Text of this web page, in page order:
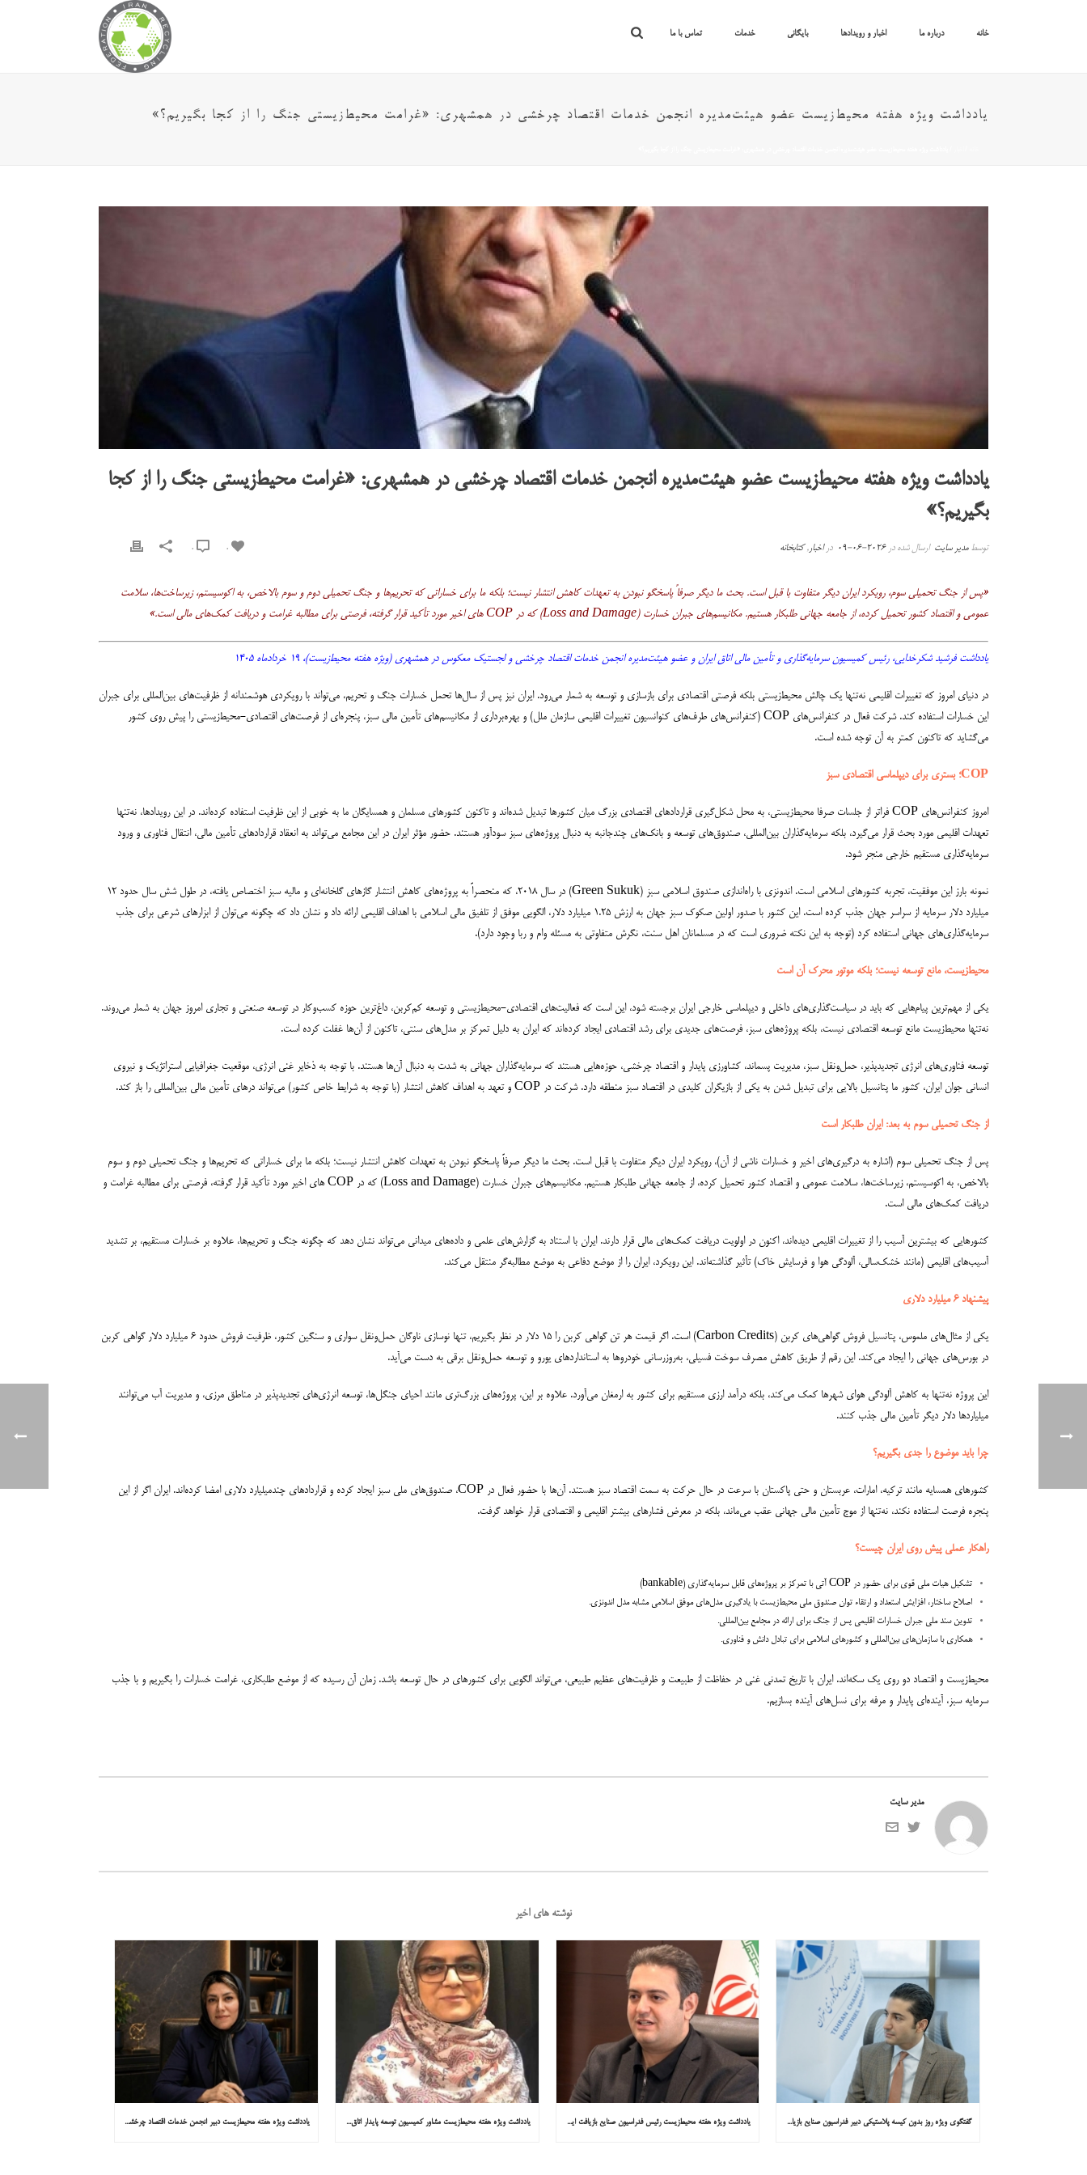
خانه درباره ما اخبار و رویدادها بایگانی خدمات تماس با ما
یادداشت ویژه هفته محیط‌زیست عضو هیئت‌مدیره انجمن خدمات اقتصاد چرخشی در همشهری: «غرامت محیط‌زیستی جنگ را از کجا بگیریم؟»
یادداشت ویژه هفته محیط‌زیست عضو هیئت‌مدیره انجمن خدمات اقتصاد چرخشی در همشهری: «غرامت محیط‌زیستی جنگ را از کجا
بگیریم؟»
توسطمدیر سایت ارسال شده در2026-06-09 دراخبار,کتابخانه 0
«پس از جنگ تحمیلی سوم، رویکرد ایران دیگر متفاوت با قبل است. بحث ما دیگر صرفاً پاسخگو نبودن به تعهدات کاهش انتشار نیست؛ بلکه ما برای خساراتی که تحریم‌ها و جنگ تحمیلی دوم و سوم بالاخص، به اکوسیستم، زیرساخت‌ها، سلامت
عمومی و اقتصاد کشور تحمیل کرده، از جامعه جهانی طلبکار هستیم. مکانیسم‌های جبران خسارت (Loss and Damage) که در COP های اخیر مورد تأکید قرار گرفته، فرصتی برای مطالبه غرامت و دریافت کمک‌های مالی است.»
یادداشت فرشید شکرخدایی، رئیس کمیسیون سرمایه‌گذاری و تأمین مالی اتاق ایران و عضو هیئت‌مدیره انجمن خدمات اقتصاد چرخشی و لجستیک معکوس در همشهری (ویژه هفته محیط‌زیست)، ۱۹ خردادماه ۱۴۰۵
در دنیای امروز که تغییرات اقلیمی نه‌تنها یک چالش محیط‌زیستی بلکه فرصتی اقتصادی برای بازسازی و توسعه به شمار می‌رود. ایران نیز پس از سال‌ها تحمل خسارات جنگ و تحریم، می‌تواند با رویکردی هوشمندانه از ظرفیت‌های بین‌المللی برای جبران
این خسارات استفاده کند. شرکت فعال در کنفرانس‌های COP (کنفرانس‌های طرف‌های کنوانسیون تغییرات اقلیمی سازمان ملل) و بهره‌برداری از مکانیسم‌های تأمین مالی سبز، پنجره‌ای از فرصت‌های اقتصادی-محیط‌زیستی را پیش روی کشور
می‌گشاید که تاکنون کمتر به آن توجه شده است.
COP؛ بستری برای دیپلماسی اقتصادی سبز
امروز کنفرانس‌های COP فراتر از جلسات صرفا محیط‌زیستی، به محل شکل‌گیری قراردادهای اقتصادی بزرگ میان کشورها تبدیل شده‌اند و تاکنون کشورهای مسلمان و همسایگان ما به خوبی از این ظرفیت استفاده کرده‌اند. در این رویدادها، نه‌تنها
تعهدات اقلیمی مورد بحث قرار می‌گیرد، بلکه سرمایه‌گذاران بین‌المللی، صندوق‌های توسعه و بانک‌های چندجانبه به دنبال پروژه‌های سبز سودآور هستند. حضور مؤثر ایران در این مجامع می‌تواند به انعقاد قراردادهای تأمین مالی، انتقال فناوری و ورود
سرمایه‌گذاری مستقیم خارجی منجر شود.
نمونه بارز این موفقیت، تجربه کشورهای اسلامی است. اندونزی با راه‌اندازی صندوق اسلامی سبز (Green Sukuk) در سال ۲۰۱۸، که منحصراً به پروژه‌های کاهش انتشار گازهای گلخانه‌ای و مالیه سبز اختصاص یافته، در طول شش سال حدود ۱۲
میلیارد دلار سرمایه از سراسر جهان جذب کرده است. این کشور با صدور اولین صکوک سبز جهان به ارزش ۱.۲۵ میلیارد دلار، الگویی موفق از تلفیق مالی اسلامی با اهداف اقلیمی ارائه داد و نشان داد که چگونه می‌توان از ابزارهای شرعی برای جذب
سرمایه‌گذاری‌های جهانی استفاده کرد (توجه به این نکته ضروری است که در مسلمانان اهل سنت، نگرش متفاوتی به مسئله وام و ربا وجود دارد).
محیط‌زیست، مانع توسعه نیست؛ بلکه موتور محرک آن است
یکی از مهم‌ترین پیام‌هایی که باید در سیاست‌گذاری‌های داخلی و دیپلماسی خارجی ایران برجسته شود، این است که فعالیت‌های اقتصادی-محیط‌زیستی و توسعه کم‌کربن، داغ‌ترین حوزه کسب‌وکار در توسعه صنعتی و تجاری امروز جهان به شمار می‌روند.
نه‌تنها محیط‌زیست مانع توسعه اقتصادی نیست، بلکه پروژه‌های سبز، فرصت‌های جدیدی برای رشد اقتصادی ایجاد کرده‌اند که ایران به دلیل تمرکز بر مدل‌های سنتی، تاکنون از آن‌ها غفلت کرده است.
توسعه فناوری‌های انرژی تجدیدپذیر، حمل‌ونقل سبز، مدیریت پسماند، کشاورزی پایدار و اقتصاد چرخشی، حوزه‌هایی هستند که سرمایه‌گذاران جهانی به شدت به دنبال آن‌ها هستند. با توجه به ذخایر غنی انرژی، موقعیت جغرافیایی استراتژیک و نیروی
انسانی جوان ایران، کشور ما پتانسیل بالایی برای تبدیل شدن به یکی از بازیگران کلیدی در اقتصاد سبز منطقه دارد. شرکت در COP و تعهد به اهداف کاهش انتشار (با توجه به شرایط خاص کشور) می‌تواند درهای تأمین مالی بین‌المللی را باز کند.
از جنگ تحمیلی سوم به بعد: ایران طلبکار است
پس از جنگ تحمیلی سوم (اشاره به درگیری‌های اخیر و خسارات ناشی از آن)، رویکرد ایران دیگر متفاوت با قبل است. بحث ما دیگر صرفاً پاسخگو نبودن به تعهدات کاهش انتشار نیست؛ بلکه ما برای خساراتی که تحریم‌ها و جنگ تحمیلی دوم و سوم
بالاخص، به اکوسیستم، زیرساخت‌ها، سلامت عمومی و اقتصاد کشور تحمیل کرده، از جامعه جهانی طلبکار هستیم. مکانیسم‌های جبران خسارت (Loss and Damage) که در COP های اخیر مورد تأکید قرار گرفته، فرصتی برای مطالبه غرامت و
دریافت کمک‌های مالی است.
کشورهایی که بیشترین آسیب را از تغییرات اقلیمی دیده‌اند، اکنون در اولویت دریافت کمک‌های مالی قرار دارند. ایران با استناد به گزارش‌های علمی و داده‌های میدانی می‌تواند نشان دهد که چگونه جنگ و تحریم‌ها، علاوه بر خسارات مستقیم، بر تشدید
آسیب‌های اقلیمی (مانند خشک‌سالی، آلودگی هوا و فرسایش خاک) تأثیر گذاشته‌اند. این رویکرد، ایران را از موضع دفاعی به موضع مطالبه‌گر منتقل می‌کند.
پیشنهاد ۶ میلیارد دلاری
یکی از مثال‌های ملموس، پتانسیل فروش گواهی‌های کربن (Carbon Credits) است. اگر قیمت هر تن گواهی کربن را ۱۵ دلار در نظر بگیریم، تنها نوسازی ناوگان حمل‌ونقل سواری و سنگین کشور، ظرفیت فروش حدود ۶ میلیارد دلار گواهی کربن
در بورس‌های جهانی را ایجاد می‌کند. این رقم از طریق کاهش مصرف سوخت فسیلی، به‌روزرسانی خودروها به استانداردهای یورو و توسعه حمل‌ونقل برقی به دست می‌آید.
این پروژه نه‌تنها به کاهش آلودگی هوای شهرها کمک می‌کند، بلکه درآمد ارزی مستقیم برای کشور به ارمغان می‌آورد. علاوه بر این، پروژه‌های بزرگ‌تری مانند احیای جنگل‌ها، توسعه انرژی‌های تجدیدپذیر در مناطق مرزی، و مدیریت آب می‌توانند
میلیاردها دلار دیگر تأمین مالی جذب کنند.
چرا باید موضوع را جدی بگیریم؟
کشورهای همسایه مانند ترکیه، امارات، عربستان و حتی پاکستان با سرعت در حال حرکت به سمت اقتصاد سبز هستند. آن‌ها با حضور فعال در COP، صندوق‌های ملی سبز ایجاد کرده و قراردادهای چندمیلیارد دلاری امضا کرده‌اند. ایران اگر از این
پنجره فرصت استفاده نکند، نه‌تنها از موج تأمین مالی جهانی عقب می‌ماند، بلکه در معرض فشارهای بیشتر اقلیمی و اقتصادی قرار خواهد گرفت.
راهکار عملی پیش روی ایران چیست؟
تشکیل هیات ملی قوی برای حضور در COP آتی با تمرکز بر پروژه‌های قابل سرمایه‌گذاری (bankable)
اصلاح ساختار، افزایش استعداد و ارتقاء توان صندوق ملی محیط‌زیست با یادگیری مدل‌های موفق اسلامی مشابه مدل اندونزی.
تدوین سند ملی جبران خسارات اقلیمی پس از جنگ برای ارائه در مجامع بین‌المللی.
همکاری با سازمان‌های بین‌المللی و کشورهای اسلامی برای تبادل دانش و فناوری.
محیط‌زیست و اقتصاد دو روی یک سکه‌اند. ایران با تاریخ تمدنی غنی در حفاظت از طبیعت و ظرفیت‌های عظیم طبیعی، می‌تواند الگویی برای کشورهای در حال توسعه باشد. زمان آن رسیده که از موضع طلبکاری، غرامت خسارات را بگیریم و با جذب
سرمایه سبز، آینده‌ای پایدار و مرفه برای نسل‌های آینده بسازیم.
مدیر سایت
نوشته های اخیر
گفتگوی ویژه روز بدون کیسه پلاستیکی دبیر فدراسیون صنایع بازیافت ایران با همشهری : «مشکل از مدیریت پسماند پلاستیکی است، نه کیسه پلاستیکی» یادداشت ویژه هفته محیط‌زیست رئیس فدراسیون صنایع بازیافت ایران در همشهری: «فقط ۱۸۰ مصوبه برای خارج کردن خودروهای فرسوده از خیابان‌ها» یادداشت ویژه هفته محیط‌زیست مشاور کمیسیون توسعه پایدار اتاق ایران در همشهری: «روایت میناب را به کاپ ۳۱ ببریم» یادداشت ویژه هفته محیط‌زیست دبیر انجمن خدمات اقتصاد چرخشی در همشهری: «چرا معادن جدید جهان زیر زمین نیستند؟»